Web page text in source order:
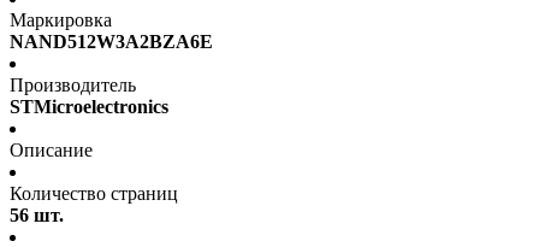
Маркировка
NAND512W3A2BZA6E
Производитель
STMicroelectronics
Описание
Количество страниц
56 шт.